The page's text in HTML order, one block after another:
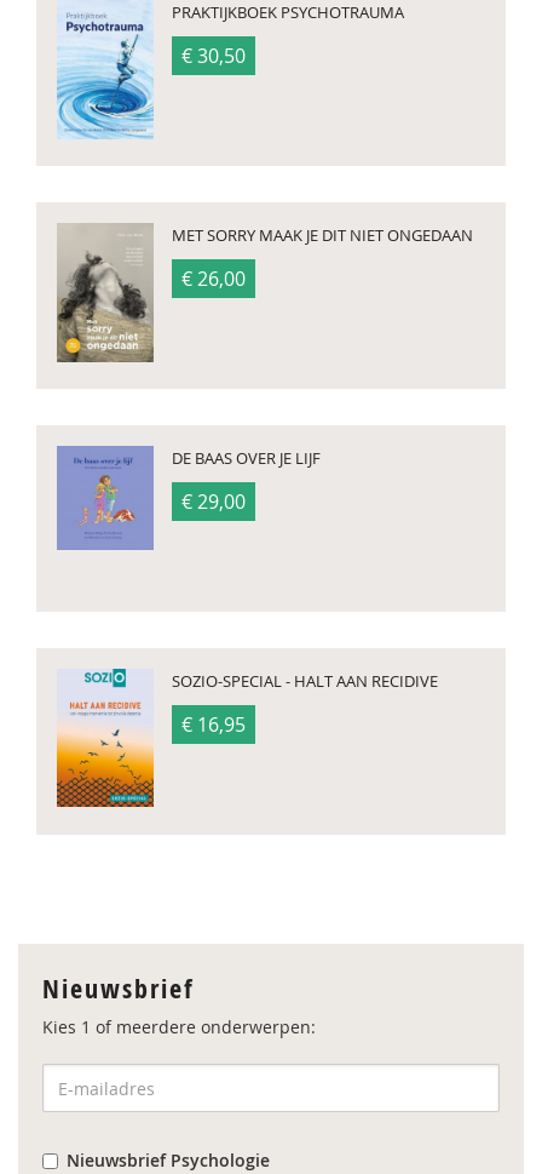
PRAKTIJKBOEK PSYCHOTRAUMA
€ 30,50
MET SORRY MAAK JE DIT NIET ONGEDAAN
€ 26,00
DE BAAS OVER JE LIJF
€ 29,00
SOZIO-SPECIAL - HALT AAN RECIDIVE
€ 16,95
Nieuwsbrief
Kies 1 of meerdere onderwerpen:
Nieuwsbrief Psychologie